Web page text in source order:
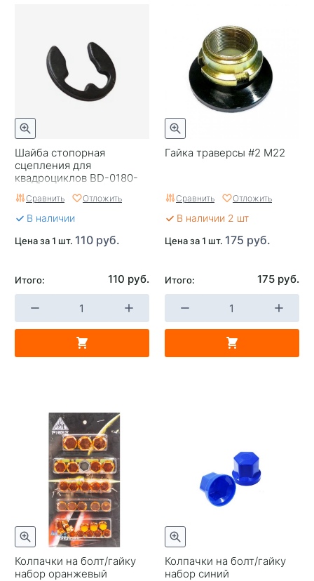
Шайба стопорная
сцепления для
квадроциклов BD-0180-
054005
Сравнить Отложить
В наличии
Цена за 1 шт. 110 руб.
Итого: 110 руб.
Гайка траверсы #2 М22
Сравнить Отложить
В наличии 2 шт
Цена за 1 шт. 175 руб.
Итого: 175 руб.
Колпачки на болт/гайку
набор оранжевый
Колпачки на болт/гайку
набор синий